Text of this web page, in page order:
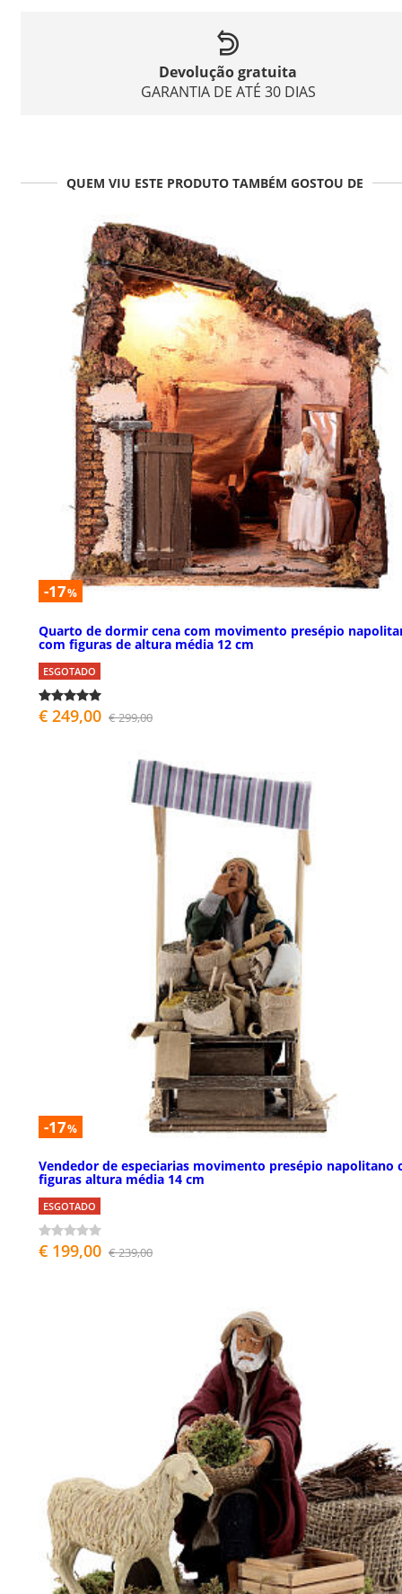
Devolução gratuita
GARANTIA DE ATÉ 30 DIAS
QUEM VIU ESTE PRODUTO TAMBÉM GOSTOU DE
-17%
Quarto de dormir cena com movimento presépio
com figuras de altura média 12 cm
ESGOTADO
€ 249,00 € 299,00
-17%
Vendedor de especiarias movimento presépio napolitano
figuras altura média 14 cm
ESGOTADO
€ 199,00 € 239,00